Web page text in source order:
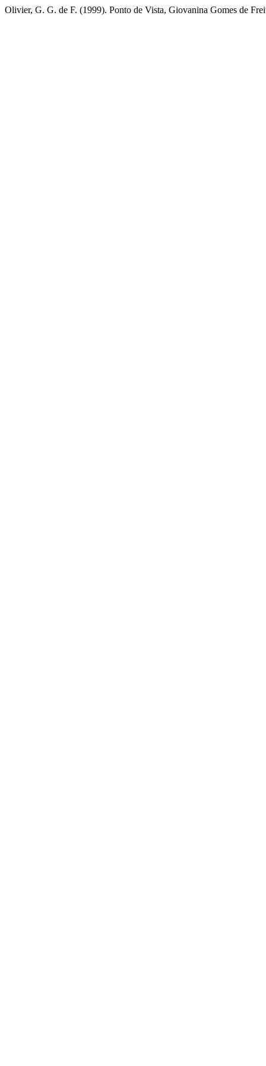
Olivier, G. G. de F. (1999). Ponto de Vista, Giovanina Gomes de